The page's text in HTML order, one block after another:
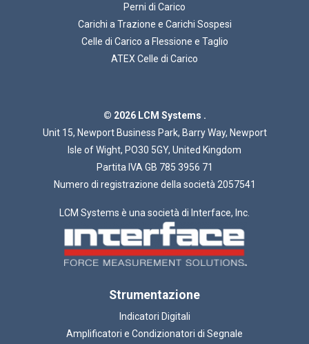
Perni di Carico
Carichi a Trazione e Carichi Sospesi
Celle di Carico a Flessione e Taglio
ATEX Celle di Carico
© 2026 LCM Systems .
Unit 15, Newport Business Park, Barry Way, Newport
Isle of Wight, PO30 5GY, United Kingdom
Partita IVA GB 785 3956 71
Numero di registrazione della società 2057541
LCM Systems è una società di Interface, Inc.
Strumentazione
Indicatori Digitali
Amplificatori e Condizionatori di Segnale